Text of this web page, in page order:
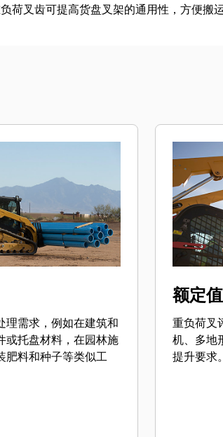
荷叉齿可提高货盘叉架的通用性，方便搬
理需求，例如在建筑和
或托盘材料，在园林施
肥料和种子等类似工
额定值
重负荷叉
机、多地
提升要求。